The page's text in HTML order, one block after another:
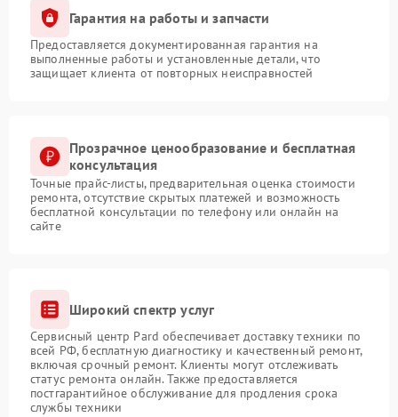
Гарантия на работы и запчасти
Предоставляется документированная гарантия на
выполненные работы и установленные детали, что
защищает клиента от повторных неисправностей
Прозрачное ценообразование и бесплатная
консультация
Точные прайс-листы, предварительная оценка стоимости
ремонта, отсутствие скрытых платежей и возможность
бесплатной консультации по телефону или онлайн на
сайте
Широкий спектр услуг
Сервисный центр Pard обеспечивает доставку техники по
всей РФ, бесплатную диагностику и качественный ремонт,
включая срочный ремонт. Клиенты могут отслеживать
статус ремонта онлайн. Также предоставляется
постгарантийное обслуживание для продления срока
службы техники